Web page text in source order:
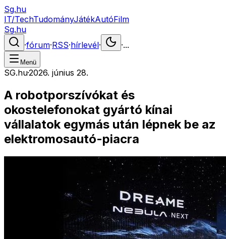
Sg.hu
IT/TechTudományJátékAutóFilm
Sg.hu
·fórum·RSS·hírlevél· ·...
Menü
SG.hu·2026. június 28.
A robotporszívókat és
okostelefonokat gyártó kínai
vállalatok egymás után lépnek be az
elektromosautó-piacra